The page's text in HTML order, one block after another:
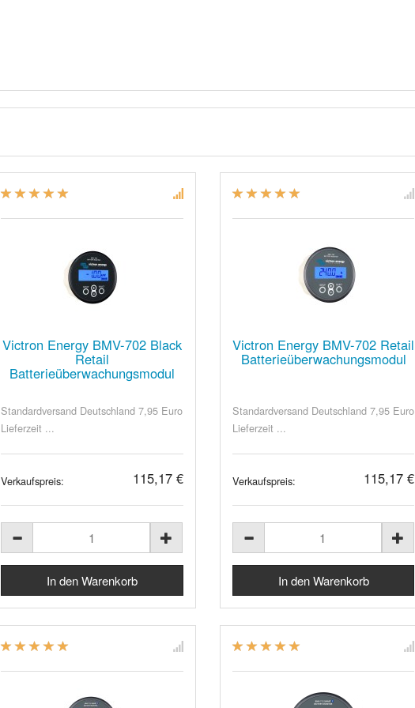
Victron Energy BMV-702 Black
Retail
Batterieüberwachungsmodul
Standardversand Deutschland 7,95 Euro
Lieferzeit ...
Verkaufspreis: 115,17 €
Victron Energy BMV-702 Retail
Batterieüberwachungsmodul
Standardversand Deutschland 7,95 Euro
Lieferzeit ...
Verkaufspreis: 115,17 €